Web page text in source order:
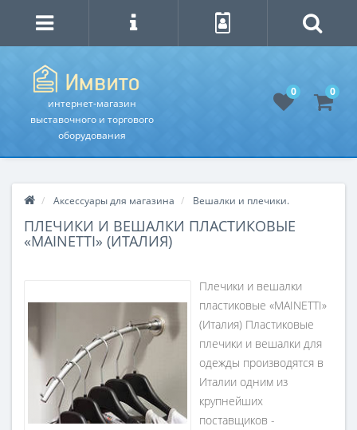
интернет-магазин
выставочного и торгового
оборудования
0 0
Аксессуары для магазина Вешалки и плечики.
ПЛЕЧИКИ И ВЕШАЛКИ ПЛАСТИКОВЫЕ
«MAINETTI» (ИТАЛИЯ)
Плечики и вешалки
пластиковые «MAINETTI»
(Италия) Пластиковые
плечики и вешалки для
одежды производятся в
Италии одним из
крупнейших
поставщиков -